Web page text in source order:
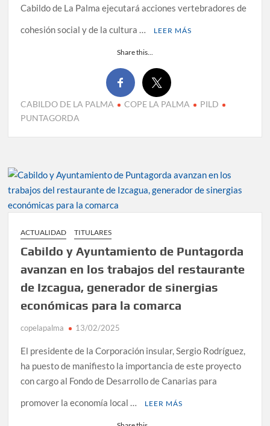
Cabildo de La Palma ejecutará acciones vertebradores de
cohesión social y de la cultura …
LEER MÁS
Share this...
CABILDO DE LA PALMA COPE LA PALMA
PILD
PUNTAGORDA
ACTUALIDAD TITULARES
Cabildo y Ayuntamiento de Puntagorda
avanzan en los trabajos del restaurante
de Izcagua, generador de sinergias
económicas para la comarca
copelapalma 13/02/2025
El presidente de la Corporación insular, Sergio Rodríguez,
ha puesto de manifiesto la importancia de este proyecto
con cargo al Fondo de Desarrollo de Canarias para
promover la economía local …
LEER MÁS